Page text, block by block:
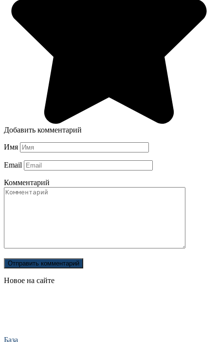
Добавить комментарий
Имя
Email
Комментарий
Новое на сайте
База